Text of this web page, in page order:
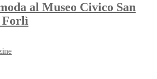
al Museo Civico San
Forlì